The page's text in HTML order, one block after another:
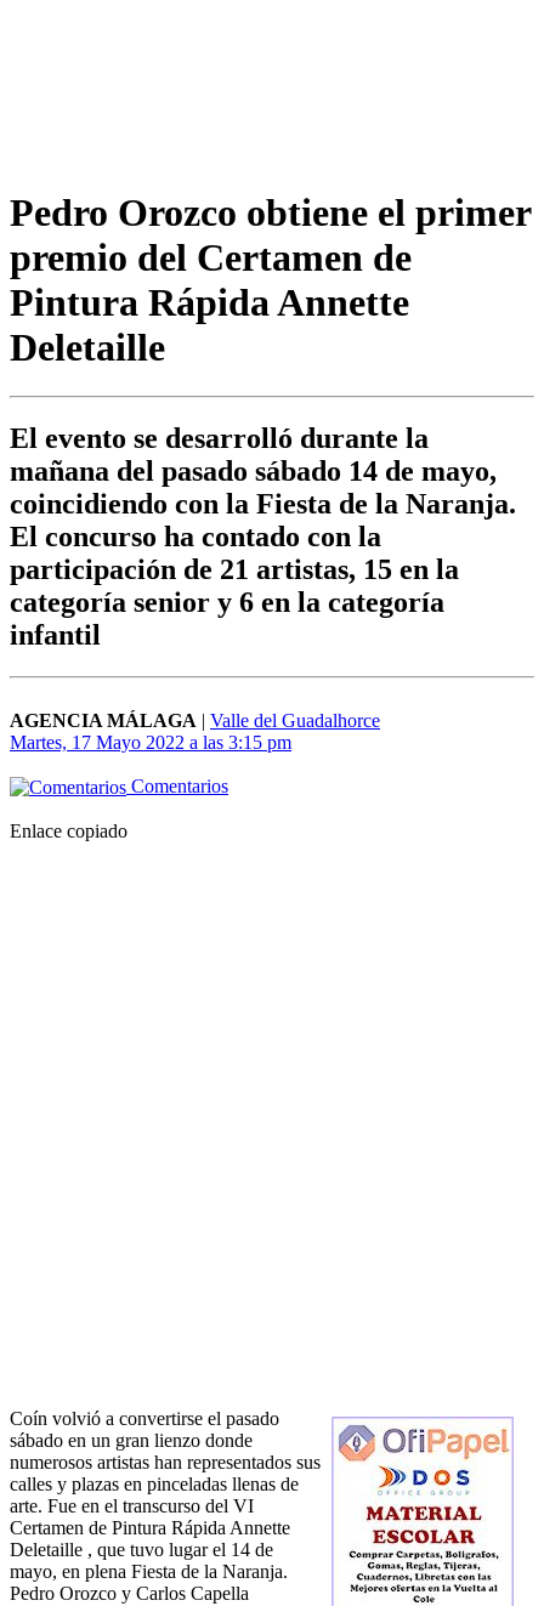
Pedro Orozco obtiene el primer
premio del Certamen de
Pintura Rápida Annette
Deletaille
El evento se desarrolló durante la
mañana del pasado sábado 14 de mayo,
coincidiendo con la Fiesta de la Naranja.
El concurso ha contado con la
participación de 21 artistas, 15 en la
categoría senior y 6 en la categoría
infantil
AGENCIA MÁLAGA | Valle del Guadalhorce
Martes, 17 Mayo 2022 a las 3:15 pm
Comentarios
Enlace copiado
Coín volvió a convertirse el pasado
sábado en un gran lienzo donde
numerosos artistas han representados sus
calles y plazas en pinceladas llenas de
arte. Fue en el transcurso del VI
Certamen de Pintura Rápida Annette
Deletaille , que tuvo lugar el 14 de
mayo, en plena Fiesta de la Naranja.
Pedro Orozco y Carlos Capella